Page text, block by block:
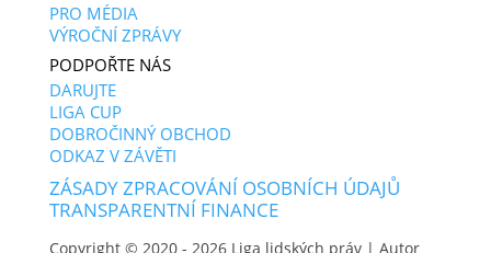
PRO MÉDIA
VÝROČNÍ ZPRÁVY
PODPOŘTE NÁS
DARUJTE
LIGA CUP
DOBROČINNÝ OBCHOD
ODKAZ V ZÁVĚTI
ZÁSADY ZPRACOVÁNÍ OSOBNÍCH ÚDAJŮ
TRANSPARENTNÍ FINANCE
Copyright © 2020 - 2026 Liga lidských práv| Autor